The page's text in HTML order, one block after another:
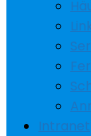
Intranet